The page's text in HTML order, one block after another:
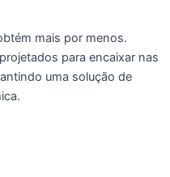
mais por menos.
para encaixar nas
uma solução de